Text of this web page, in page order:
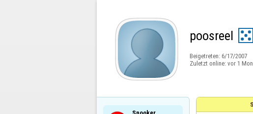
poosreel
Beigetreten: 6/17/2007
Zuletzt online: vor 1
Snooker